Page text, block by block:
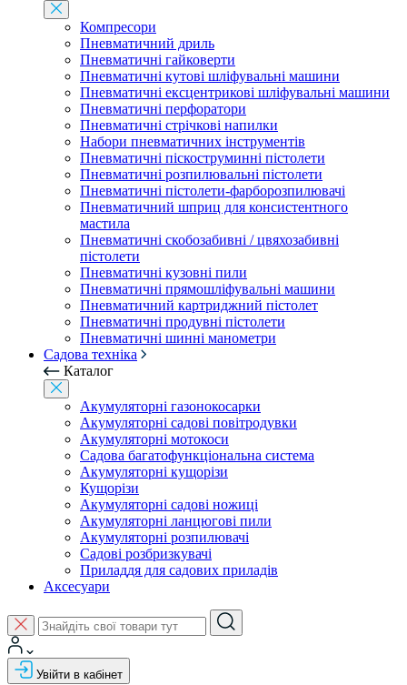
Компресори
Пневматичний дриль
Пневматичні гайковерти
Пневматичні кутові шліфувальні машини
Пневматичні ексцентрикові шліфувальні машини
Пневматичні перфоратори
Пневматичні стрічкові напилки
Набори пневматичних інструментів
Пневматичні піскоструминні пістолети
Пневматичні розпилювальні пістолети
Пневматичні пістолети-фарборозпилювачі
Пневматичний шприц для консистентного
мастила
Пневматичні скобозабивні / цвяхозабивні
пістолети
Пневматичні кузовні пили
Пневматичні прямошліфувальні машини
Пневматичний картриджний пістолет
Пневматичні продувні пістолети
Пневматичні шинні манометри
Садова техніка
Каталог
Акумуляторні газонокосарки
Акумуляторні садові повітродувки
Акумуляторні мотокоси
Садова багатофункціональна система
Акумуляторні кущорізи
Кущорізи
Акумуляторні садові ножиці
Акумуляторні ланцюгові пили
Акумуляторні розпилювачі
Садові розбризкувачі
Приладдя для садових приладів
Аксесуари
Увійти в кабінет